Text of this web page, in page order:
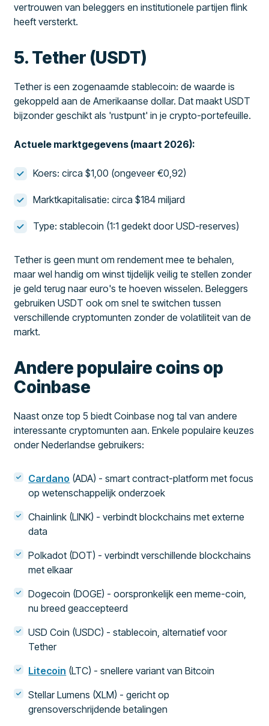
vertrouwen van beleggers en institutionele partijen flink
heeft versterkt.
5. Tether (USDT)
Tether is een zogenaamde stablecoin: de waarde is
gekoppeld aan de Amerikaanse dollar. Dat maakt USDT
bijzonder geschikt als 'rustpunt' in je crypto-portefeuille.
Actuele marktgegevens (maart 2026):
Koers: circa $1,00 (ongeveer €0,92)
Marktkapitalisatie: circa $184 miljard
Type: stablecoin (1:1 gedekt door USD-reserves)
Tether is geen munt om rendement mee te behalen,
maar wel handig om winst tijdelijk veilig te stellen zonder
je geld terug naar euro's te hoeven wisselen. Beleggers
gebruiken USDT ook om snel te switchen tussen
verschillende cryptomunten zonder de volatiliteit van de
markt.
Andere populaire coins op
Coinbase
Naast onze top 5 biedt Coinbase nog tal van andere
interessante cryptomunten aan. Enkele populaire keuzes
onder Nederlandse gebruikers:
Cardano (ADA) - smart contract-platform met focus
op wetenschappelijk onderzoek
Chainlink (LINK) - verbindt blockchains met externe
data
Polkadot (DOT) - verbindt verschillende blockchains
met elkaar
Dogecoin (DOGE) - oorspronkelijk een meme-coin,
nu breed geaccepteerd
USD Coin (USDC) - stablecoin, alternatief voor
Tether
Litecoin (LTC) - snellere variant van Bitcoin
Stellar Lumens (XLM) - gericht op
grensoverschrijdende betalingen